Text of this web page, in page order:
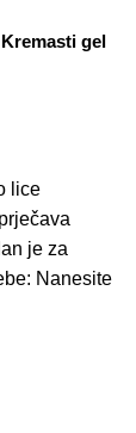
gel
lice
je za
Nanesite